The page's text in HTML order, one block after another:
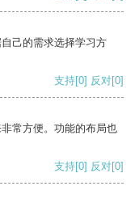
己的需求选择学习方
支持[0] 反对[0]
常方便。功能的布局也
支持[0] 反对[0]